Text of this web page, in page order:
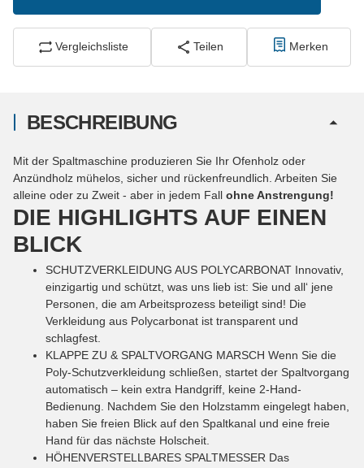
Vergleichsliste Teilen Merken
BESCHREIBUNG
Mit der Spaltmaschine produzieren Sie Ihr Ofenholz oder
Anzündholz mühelos, sicher und rückenfreundlich. Arbeiten Sie
alleine oder zu Zweit - aber in jedem Fall ohne Anstrengung!
DIE HIGHLIGHTS AUF EINEN
BLICK
SCHUTZVERKLEIDUNG AUS POLYCARBONAT Innovativ,
einzigartig und schützt, was uns lieb ist: Sie und all‘ jene
Personen, die am Arbeitsprozess beteiligt sind! Die
Verkleidung aus Polycarbonat ist transparent und
schlagfest.
KLAPPE ZU & SPALTVORGANG MARSCH Wenn Sie die
Poly-Schutzverkleidung schließen, startet der Spaltvorgang
automatisch – kein extra Handgriff, keine 2-Hand-
Bedienung. Nachdem Sie den Holzstamm eingelegt haben,
haben Sie freien Blick auf den Spaltkanal und eine freie
Hand für das nächste Holscheit.
HÖHENVERSTELLBARES SPALTMESSER Das